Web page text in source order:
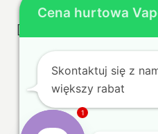
[widget tpe="select2/
Warunki Polityka
prywatności
Cena hurtowa
Skontaktuj się z
większy rabat
1